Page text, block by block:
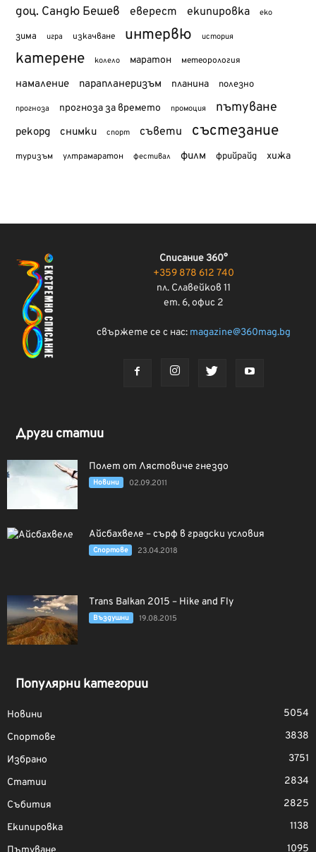
доц. Сандю Бешев еверест екипировка еко
зима игра изкачване интервю история
катерене колело маратон метеорология
намаление парапланеризъм планина полезно
прогноза прогноза за времето промоция пътуване
рекорд снимки спорт съвети състезание
туризъм ултрамаратон фестивал филм фрийрайд хижа
Списание 360°
+359 878 612 740
пл. Славейков 11
ет. 6, офис 2
свържете се с нас: magazine@360mag.bg
Други статии
Полет от Лястовиче гнездо
Новини 02.09.2011
Айсбахвеле – сърф в градски условия
Спортове 23.04.2018
Trans Balkan 2015 – Hike and Fly
Въздушни 19.08.2015
Популярни категории
Новини
5054
Спортове
3838
Избрано
3751
Статии
2834
Събития
2825
Екипировка
1138
1095